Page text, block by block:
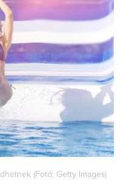
(Fotó: Getty Images)